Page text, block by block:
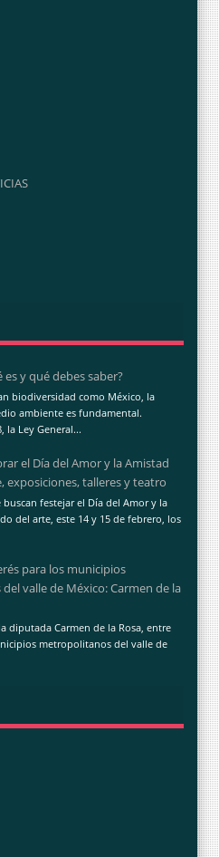
es y qué debes saber?
biodiversidad como México, la
ambiente es fundamental.
la Ley General...
el Día del Amor y la Amistad
exposiciones, talleres y teatro
buscan festejar el Día del Amor y la
del arte, este 14 y 15 de febrero, los
para los municipios
valle de México: Carmen de la
diputada Carmen de la Rosa, entre
metropolitanos del valle de